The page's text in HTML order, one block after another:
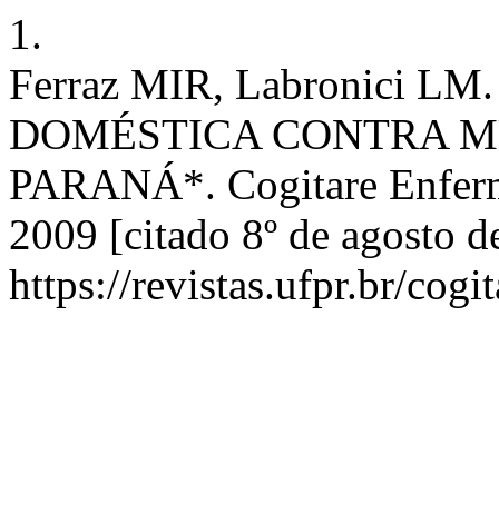
1.
Ferraz MIR, Labronici
DOMÉSTICA CONTRA
PARANÁ*. Cogitare
2009 [citado 8º de agosto
https://revistas.ufpr.br/